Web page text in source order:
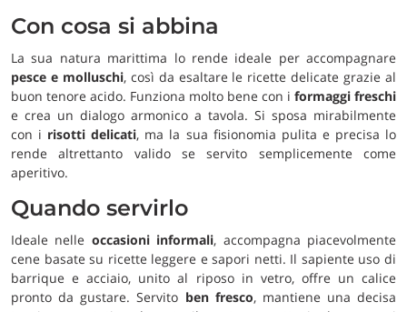
Con cosa si abbina
La sua natura marittima lo rende ideale per accompagnare
pesce e molluschi, così da esaltare le ricette delicate grazie al
buon tenore acido. Funziona molto bene con i formaggi freschi
e crea un dialogo armonico a tavola. Si sposa mirabilmente
con i risotti delicati, ma la sua fisionomia pulita e precisa lo
rende altrettanto valido se servito semplicemente come
aperitivo.
Quando servirlo
Ideale nelle occasioni informali, accompagna piacevolmente
cene basate su ricette leggere e sapori netti. Il sapiente uso di
barrique e acciaio, unito al riposo in vetro, offre un calice
pronto da gustare. Servito ben fresco, mantiene una decisa